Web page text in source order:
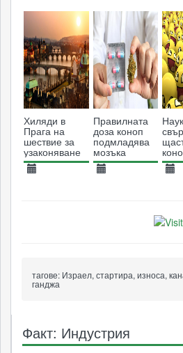
3422
8524
Хиляди в
Прага на
шествие за
узаконяване
на канабиса
Правилната
доза коноп
подмладява
мозъка
тагове: Израел, стартира, износа,
ганджа
Факт: Индустрия